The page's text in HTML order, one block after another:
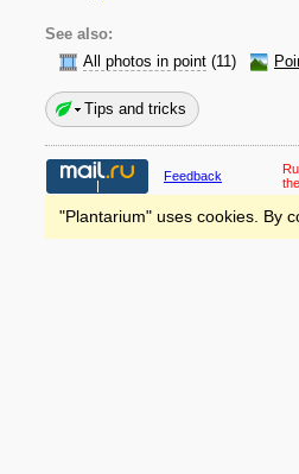
See also:
All photos in point (11)
Tips and tricks
Feedback
the
"Plantarium" uses cookies. By